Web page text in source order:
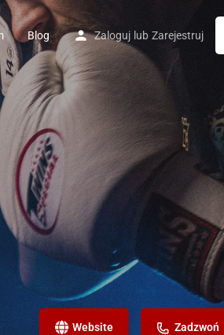
Blog Zaloguj lub Zarejestruj
Website Zadzwoń